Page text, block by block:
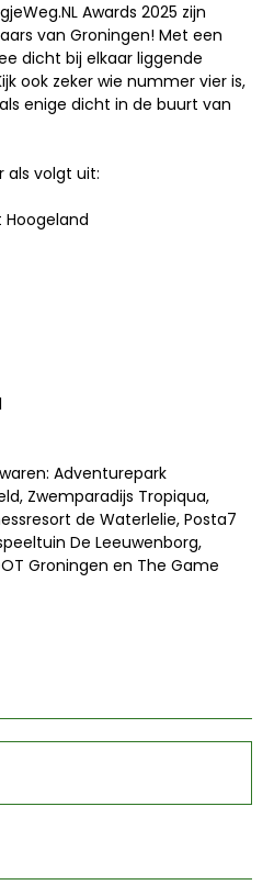
Awards 2025 zijn
van Groningen! Met een
dicht bij elkaar liggende
ook zeker wie nummer vier is,
enige dicht in de buurt van
als volgt uit:
Adventurepark
Zwemparadijs Tropiqua,
de Waterlelie, Posta7
De Leeuwenborg,
Groningen en The Game